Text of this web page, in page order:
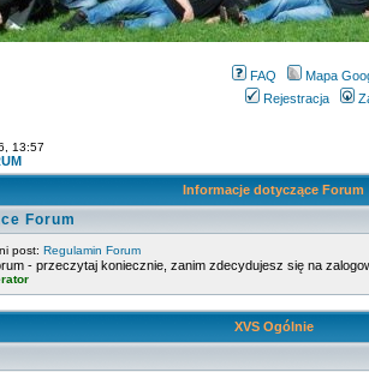
FAQ
Mapa
Rejestracja
13:57
Informacje dotyczące Forum
Forum
post: Regulamin Forum
- przeczytaj koniecznie, zanim zdecydujesz się na
XVS Ogólnie